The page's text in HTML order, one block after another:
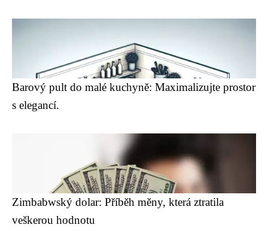
Barový pult do malé kuchyně: Maximalizujte prostor
s elegancí.
Zimbabwský dolar: Příběh měny, která ztratila
veškerou hodnotu